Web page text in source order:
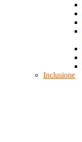
Inclusione